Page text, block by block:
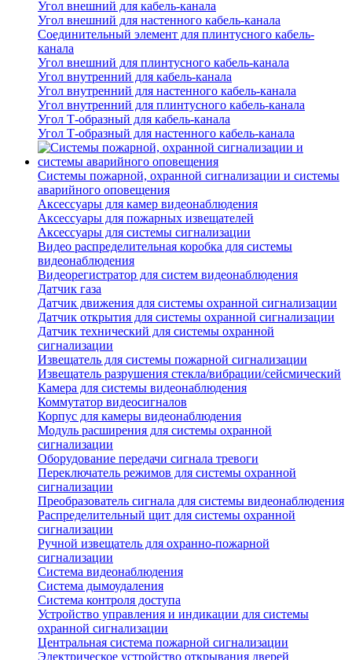
Угол внешний для кабель-канала
Угол внешний для настенного кабель-канала
Соединительный элемент для плинтусного кабель-
канала
Угол внешний для плинтусного кабель-канала
Угол внутренний для кабель-канала
Угол внутренний для настенного кабель-канала
Угол внутренний для плинтусного кабель-канала
Угол Т-образный для кабель-канала
Угол Т-образный для настенного кабель-канала
Системы пожарной, охранной сигнализации и системы
аварийного оповещения
Аксессуары для камер видеонаблюдения
Аксессуары для пожарных извещателей
Аксессуары для системы сигнализации
Видео распределительная коробка для системы
видеонаблюдения
Видеорегистратор для систем видеонаблюдения
Датчик газа
Датчик движения для системы охранной сигнализации
Датчик открытия для системы охранной сигнализации
Датчик технический для системы охранной
сигнализации
Извещатель для системы пожарной сигнализации
Извещатель разрушения стекла/вибрации/сейсмический
Камера для системы видеонаблюдения
Коммутатор видеосигналов
Корпус для камеры видеонаблюдения
Модуль расширения для системы охранной
сигнализации
Оборудование передачи сигнала тревоги
Переключатель режимов для системы охранной
сигнализации
Преобразователь сигнала для системы видеонаблюдения
Распределительный щит для системы охранной
сигнализации
Ручной извещатель для охранно-пожарной
сигнализации
Система видеонаблюдения
Система дымоудаления
Система контроля доступа
Устройство управления и индикации для системы
охранной сигнализации
Центральная система пожарной сигнализации
Электрическое устройство открывания дверей